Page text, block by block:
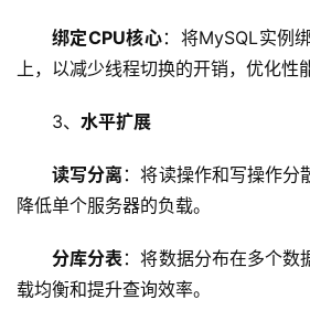
术
D
务
绑定CPU核心：将MySQL实例
上，以减少线程切换的开销，优化性能
3、 水平扩展
读写分离：将读操作和写操作分
降低单个服务器的负载。
分库分表：将数据分布在多个数
载均衡和提升查询效率。